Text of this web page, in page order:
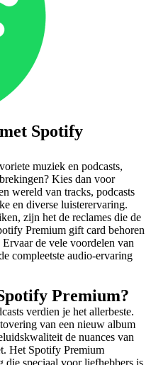
Spotify
muziek en podcasts,
Kies dan voor
wereld van tracks, podcasts
en diverse luisterervaring.
zijn het de reclames die de
Premium gift card behoren
de vele voordelen van
compleetste audio-ervaring
Premium?
verdien je het allerbeste.
van een nieuw album
de nuances van
Het Spotify Premium
die speciaal voor liefhebbers is